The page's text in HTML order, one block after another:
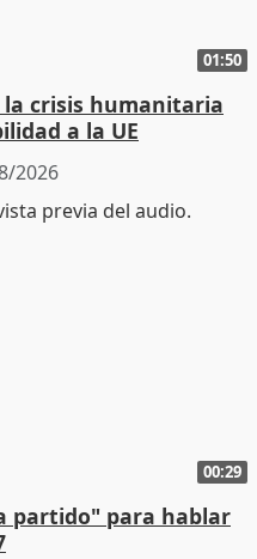
01:50
la crisis humanitaria
a la UE
2026
00:29
partido" para hablar